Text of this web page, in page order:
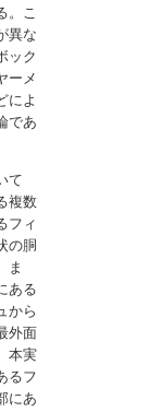
。こ
異な
ック
ーメ
によ
であ
て
複数
フィ
の胴
ま
ある
から
外面
本実
るフ
にあ